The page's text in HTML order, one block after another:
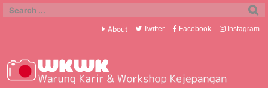
About Twitter Facebook Instagram